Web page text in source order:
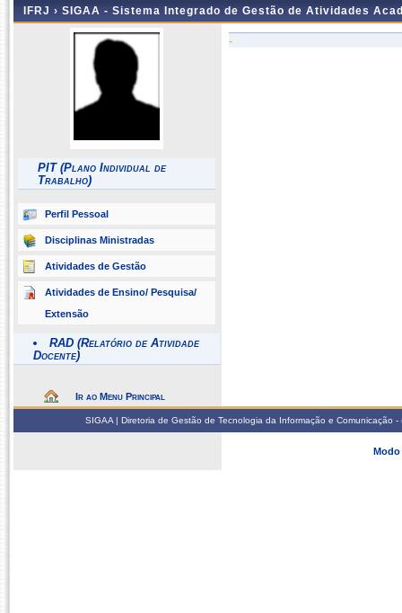
IFRJ › SIGAA - Sistema Integrado de Gestão de Atividades
PIT (Plano Individual de
Trabalho)
Perfil Pessoal
Disciplinas Ministradas
Atividades de Gestão
Atividades de Ensino/ Pesquisa/
Extensão
RAD (Relatório de Atividade
Docente)
Ir ao Menu Principal
-
SIGAA | Diretoria de Gestão de Tecnologia da Informação e
Modo